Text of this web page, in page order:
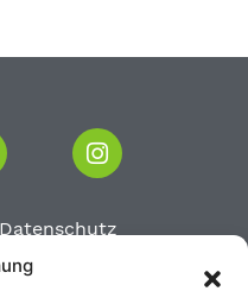
Datenschutz